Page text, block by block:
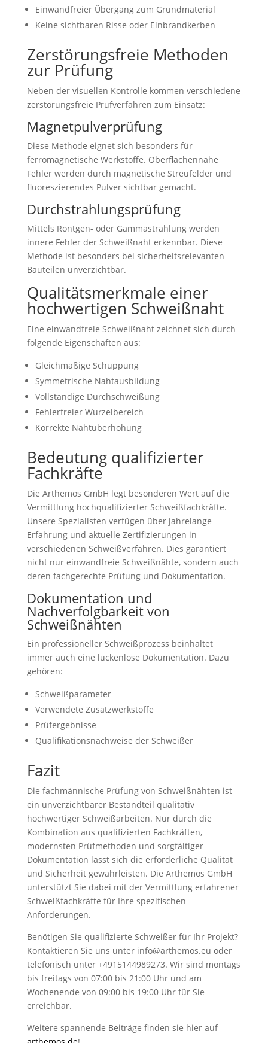
Einwandfreier Übergang zum Grundmaterial
Keine sichtbaren Risse oder Einbrandkerben
Zerstörungsfreie Methoden
zur Prüfung
Neben der visuellen Kontrolle kommen verschiedene
zerstörungsfreie Prüfverfahren zum Einsatz:
Magnetpulverprüfung
Diese Methode eignet sich besonders für
ferromagnetische Werkstoffe. Oberflächennahe
Fehler werden durch magnetische Streufelder und
fluoreszierendes Pulver sichtbar gemacht.
Durchstrahlungsprüfung
Mittels Röntgen- oder Gammastrahlung werden
innere Fehler der Schweißnaht erkennbar. Diese
Methode ist besonders bei sicherheitsrelevanten
Bauteilen unverzichtbar.
Qualitätsmerkmale einer
hochwertigen Schweißnaht
Eine einwandfreie Schweißnaht zeichnet sich durch
folgende Eigenschaften aus:
Gleichmäßige Schuppung
Symmetrische Nahtausbildung
Vollständige Durchschweißung
Fehlerfreier Wurzelbereich
Korrekte Nahtüberhöhung
Bedeutung qualifizierter
Fachkräfte
Die Arthemos GmbH legt besonderen Wert auf die
Vermittlung hochqualifizierter Schweißfachkräfte.
Unsere Spezialisten verfügen über jahrelange
Erfahrung und aktuelle Zertifizierungen in
verschiedenen Schweißverfahren. Dies garantiert
nicht nur einwandfreie Schweißnähte, sondern auch
deren fachgerechte Prüfung und Dokumentation.
Dokumentation und
Nachverfolgbarkeit von
Schweißnähten
Ein professioneller Schweißprozess beinhaltet
immer auch eine lückenlose Dokumentation. Dazu
gehören:
Schweißparameter
Verwendete Zusatzwerkstoffe
Prüfergebnisse
Qualifikationsnachweise der Schweißer
Fazit
Die fachmännische Prüfung von Schweißnähten ist
ein unverzichtbarer Bestandteil qualitativ
hochwertiger Schweißarbeiten. Nur durch die
Kombination aus qualifizierten Fachkräften,
modernsten Prüfmethoden und sorgfältiger
Dokumentation lässt sich die erforderliche Qualität
und Sicherheit gewährleisten. Die Arthemos GmbH
unterstützt Sie dabei mit der Vermittlung erfahrener
Schweißfachkräfte für Ihre spezifischen
Anforderungen.
Benötigen Sie qualifizierte Schweißer für Ihr Projekt?
Kontaktieren Sie uns unter info@arthemos.eu oder
telefonisch unter +4915144989273. Wir sind montags
bis freitags von 07:00 bis 21:00 Uhr und am
Wochenende von 09:00 bis 19:00 Uhr für Sie
erreichbar.
Weitere spannende Beiträge finden sie hier auf